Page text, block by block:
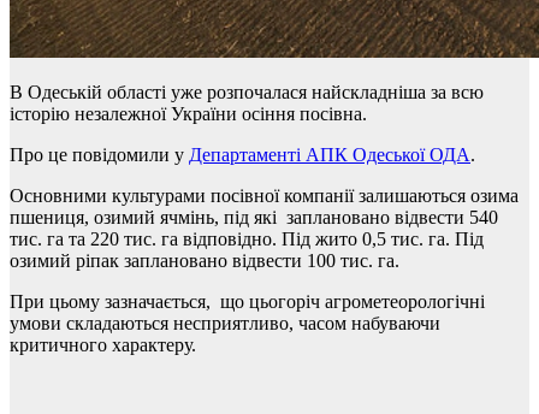
В Одеській області уже розпочалася найскладніша за всю
історію незалежної України осіння посівна.
Про це повідомили у Департаменті АПК Одеської ОДА.
Основними культурами посівної компанії залишаються озима
пшениця, озимий ячмінь, під які заплановано відвести 540
тис. га та 220 тис. га відповідно. Під жито 0,5 тис. га. Під
озимий ріпак заплановано відвести 100 тис. га.
При цьому зазначається, що цьогоріч агрометеорологічні
умови складаються несприятливо, часом набуваючи
критичного характеру.